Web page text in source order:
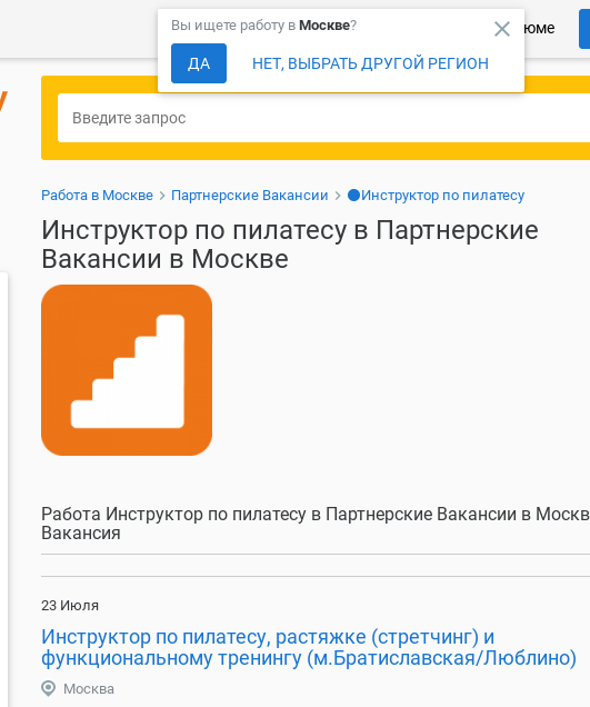
Более 150 000 компаний ждут Ваше резюме
close
Вы ищете работу в Москве?
ДА НЕТ, ВЫБРАТЬ ДРУГОЙ РЕГИОН
Работа в Москве Партнерские Вакансии ⚫Инструктор по пилатесу
Инструктор по пилатесу в Партнерские
Вакансии в Москве
Работа Инструктор по пилатесу в Партнерские Вакансии в
Вакансия
23 Июля
Инструктор по пилатесу, растяжке (стретчинг) и
функциональному тренингу (м.Братиславская/Люблино)
Москва